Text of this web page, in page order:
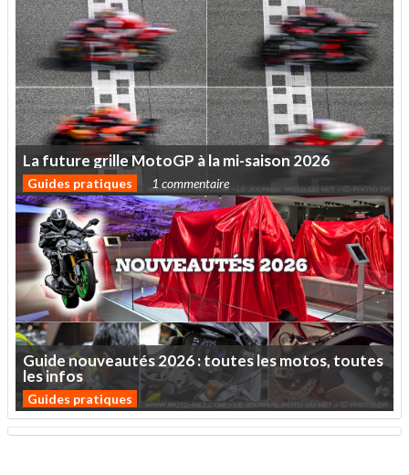
Lafuturegrille MotoGP àlami-saison 2026
Guides pratiques 1 commentaire
Guidenouveautés2026:touteslesmotos,toutes
lesinfos
Guides pratiques